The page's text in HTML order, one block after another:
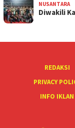
NUSANTARA
Diwakili
REDAKSI
PRIVACY
INFO IKLAN